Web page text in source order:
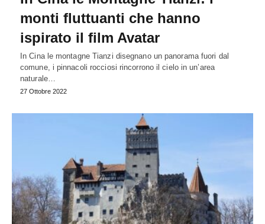
monti fluttuanti che hanno
ispirato il film Avatar
In Cina le montagne Tianzi disegnano un panorama fuori dal
comune, i pinnacoli rocciosi rincorrono il cielo in un’area
naturale…
27 Ottobre 2022